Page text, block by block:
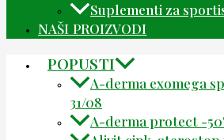
Suplementi za
NAŠI PROIZVODI
POPUSTI
A-derma exomega
31/08
A-derma protect -